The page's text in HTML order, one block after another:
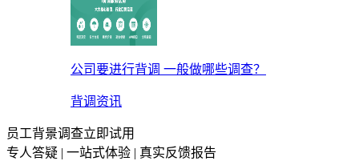
公司要进行背调 一般做哪些调查？
背调资讯
员工背景调查立即试用
专人答疑 | 一站式体验 | 真实反馈报告